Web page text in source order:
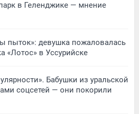
в Геленджике — мнение
пыток»: девушка пожаловалась
«Лотос» в Уссурийске
Бабушки из уральской
соцсетей — они покорили